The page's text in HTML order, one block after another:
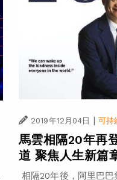
2019年12月04日 | 可持
馬雲相隔20年再
道 聚焦人生新篇
相隔20年後，阿里巴